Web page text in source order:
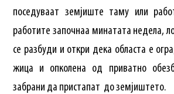
поседуваат земјиште таму или
работите започнаа минатата недела,
се разбуди и откри дека областа е
жица и опколена од приватно
забрани да пристапат до земјиштето.